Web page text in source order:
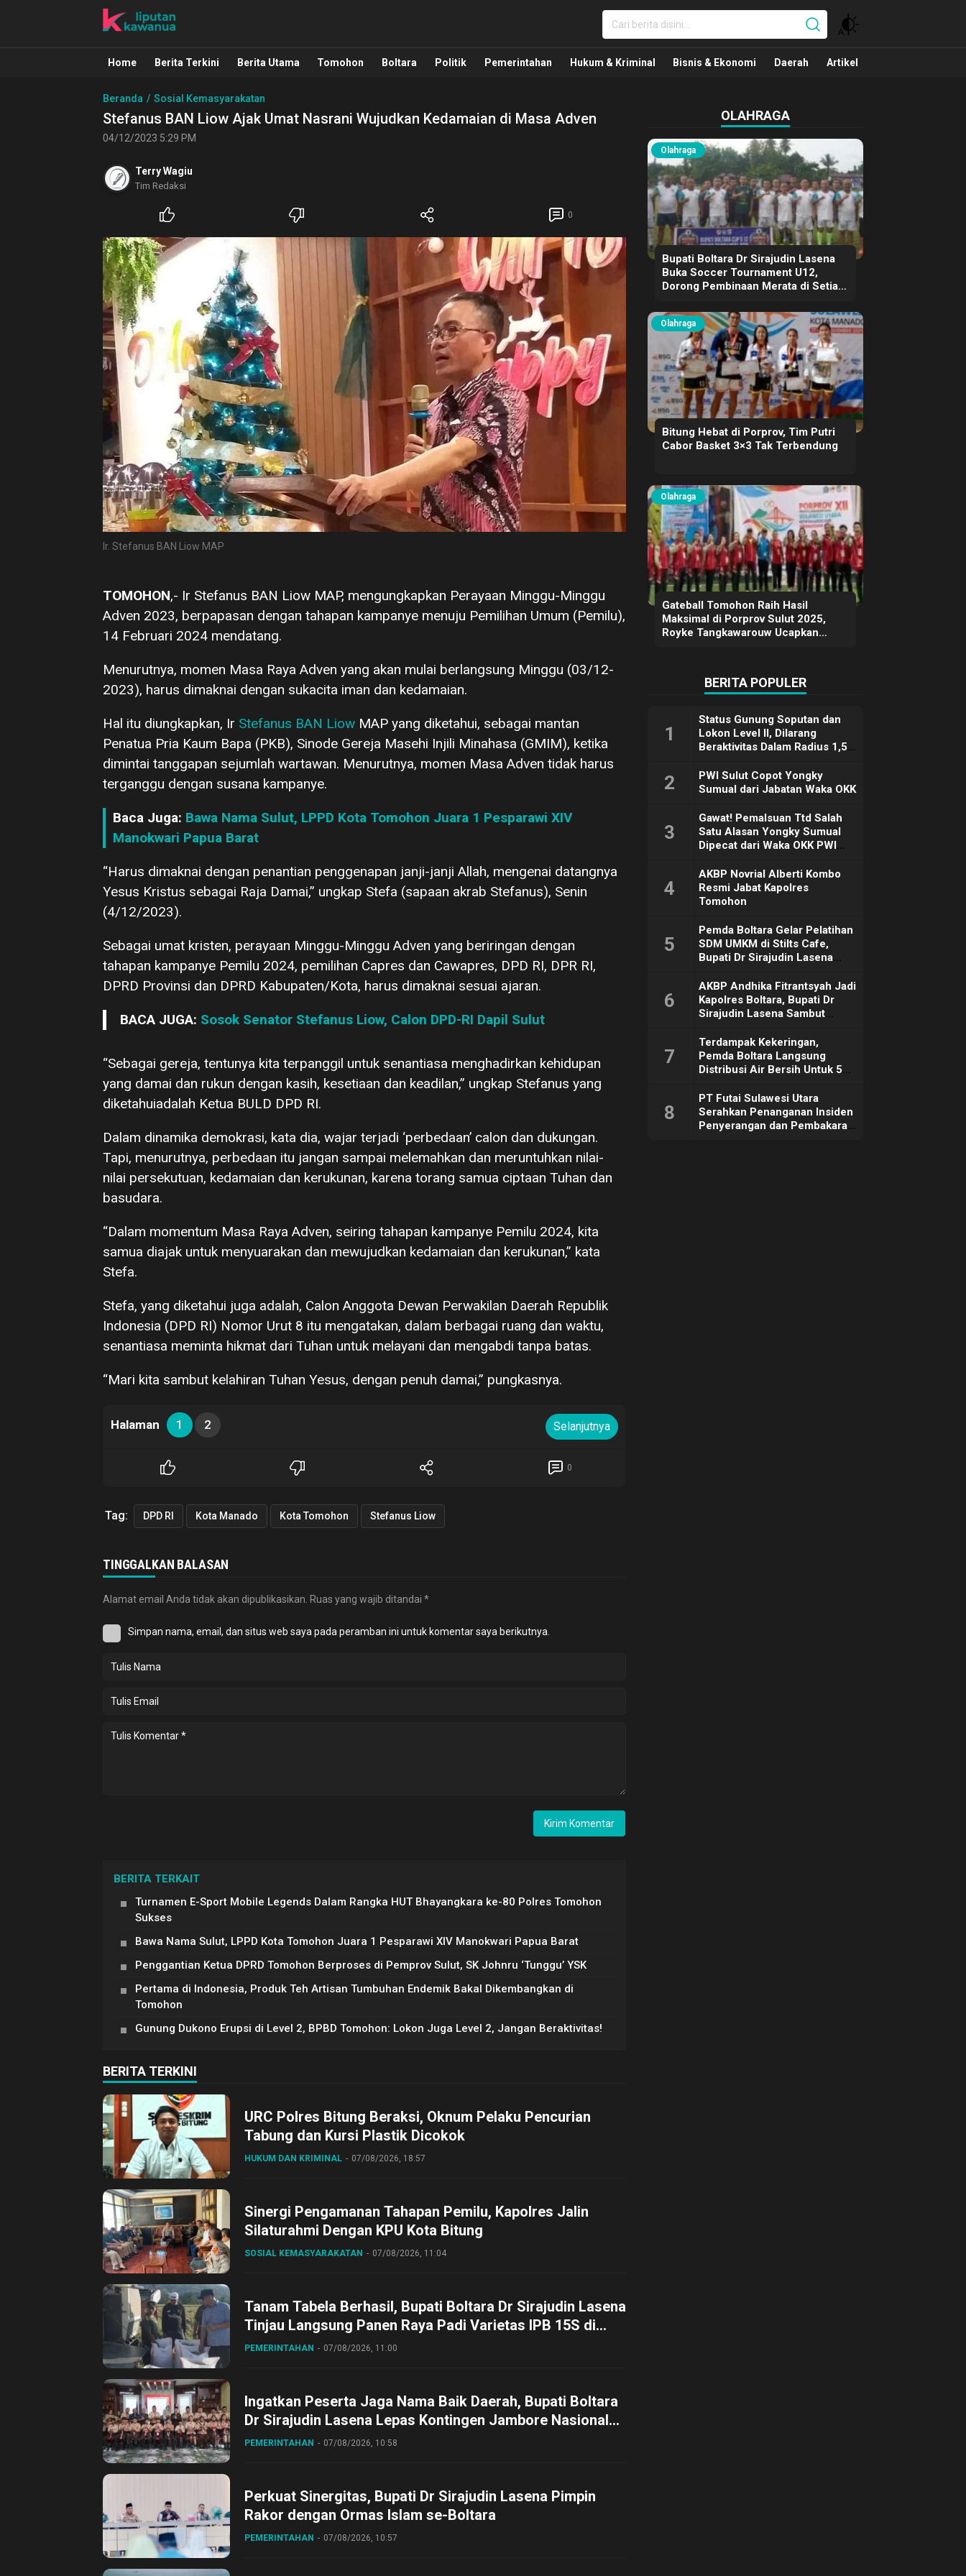
Liputan Kawanua
Berita Manado, Sulawesi Utara, Kawanua, Politik, Pemerintahan, Hukum Kriminal dan Nasional
Home Berita Terkini Berita Utama Tomohon Boltara Politik Pemerintahan Hukum & Kriminal Bisnis & Ekonomi Daerah Artikel
Beranda Sosial Kemasyarakatan
Stefanus BAN Liow Ajak Umat Nasrani Wujudkan Kedamaian di Masa Adven
04/12/2023 5:29 PM
Terry Wagiu
Tim Redaksi
0
Ir. Stefanus BAN Liow MAP
TOMOHON,- Ir Stefanus BAN Liow MAP, mengungkapkan Perayaan Minggu-Minggu
Adven 2023, berpapasan dengan tahapan kampanye menuju Pemilihan Umum (Pemilu),
14 Februari 2024 mendatang.
Menurutnya, momen Masa Raya Adven yang akan mulai berlangsung Minggu (03/12-
2023), harus dimaknai dengan sukacita iman dan kedamaian.
Hal itu diungkapkan, Ir Stefanus BAN Liow MAP yang diketahui, sebagai mantan
Penatua Pria Kaum Bapa (PKB), Sinode Gereja Masehi Injili Minahasa (GMIM), ketika
dimintai tanggapan sejumlah wartawan. Menurutnya, momen Masa Adven tidak harus
terganggu dengan susana kampanye.
Baca Juga: Bawa Nama Sulut, LPPD Kota Tomohon Juara 1 Pesparawi XIV
Manokwari Papua Barat
“Harus dimaknai dengan penantian penggenapan janji-janji Allah, mengenai datangnya
Yesus Kristus sebagai Raja Damai,” ungkap Stefa (sapaan akrab Stefanus), Senin
(4/12/2023).
Sebagai umat kristen, perayaan Minggu-Minggu Adven yang beriringan dengan
tahapan kampanye Pemilu 2024, pemilihan Capres dan Cawapres, DPD RI, DPR RI,
DPRD Provinsi dan DPRD Kabupaten/Kota, harus dimaknai sesuai ajaran.
BACA JUGA: Sosok Senator Stefanus Liow, Calon DPD-RI Dapil Sulut
“Sebagai gereja, tentunya kita terpanggil untuk senantiasa menghadirkan kehidupan
yang damai dan rukun dengan kasih, kesetiaan dan keadilan,” ungkap Stefanus yang
diketahuiadalah Ketua BULD DPD RI.
Dalam dinamika demokrasi, kata dia, wajar terjadi ‘perbedaan’ calon dan dukungan.
Tapi, menurutnya, perbedaan itu jangan sampai melemahkan dan meruntuhkan nilai-
nilai persekutuan, kedamaian dan kerukunan, karena torang samua ciptaan Tuhan dan
basudara.
“Dalam momentum Masa Raya Adven, seiring tahapan kampanye Pemilu 2024, kita
samua diajak untuk menyuarakan dan mewujudkan kedamaian dan kerukunan,” kata
Stefa.
Stefa, yang diketahui juga adalah, Calon Anggota Dewan Perwakilan Daerah Republik
Indonesia (DPD RI) Nomor Urut 8 itu mengatakan, dalam berbagai ruang dan waktu,
senantiasa meminta hikmat dari Tuhan untuk melayani dan mengabdi tanpa batas.
“Mari kita sambut kelahiran Tuhan Yesus, dengan penuh damai,” pungkasnya.
Halaman 1 2 Selanjutnya
0
Tag: DPD RI Kota Manado Kota Tomohon Stefanus Liow
TINGGALKAN BALASAN
Alamat email Anda tidak akan dipublikasikan. Ruas yang wajib ditandai *
Simpan nama, email, dan situs web saya pada peramban ini untuk komentar saya berikutnya.
BERITA TERKAIT
Turnamen E-Sport Mobile Legends Dalam Rangka HUT Bhayangkara ke-80 Polres Tomohon
Sukses
Bawa Nama Sulut, LPPD Kota Tomohon Juara 1 Pesparawi XIV Manokwari Papua Barat
Penggantian Ketua DPRD Tomohon Berproses di Pemprov Sulut, SK Johnru ‘Tunggu’ YSK
Pertama di Indonesia, Produk Teh Artisan Tumbuhan Endemik Bakal Dikembangkan di
Tomohon
Gunung Dukono Erupsi di Level 2, BPBD Tomohon: Lokon Juga Level 2, Jangan Beraktivitas!
BERITA TERKINI
URC Polres Bitung Beraksi, Oknum Pelaku Pencurian
Tabung dan Kursi Plastik Dicokok
HUKUM DAN KRIMINAL 07/08/2026, 18:57
Sinergi Pengamanan Tahapan Pemilu, Kapolres Jalin
Silaturahmi Dengan KPU Kota Bitung
SOSIAL KEMASYARAKATAN 07/08/2026, 11:04
Tanam Tabela Berhasil, Bupati Boltara Dr Sirajudin Lasena
Tinjau Langsung Panen Raya Padi Varietas IPB 15S di
Desa Gihang
PEMERINTAHAN 07/08/2026, 11:00
Ingatkan Peserta Jaga Nama Baik Daerah, Bupati Boltara
Dr Sirajudin Lasena Lepas Kontingen Jambore Nasional
ke XII di Buperta Cibubur
PEMERINTAHAN 07/08/2026, 10:58
Perkuat Sinergitas, Bupati Dr Sirajudin Lasena Pimpin
Rakor dengan Ormas Islam se-Boltara
PEMERINTAHAN 07/08/2026, 10:57
OLAHRAGA
Olahraga
Bupati Boltara Dr Sirajudin Lasena
Buka Soccer Tournament U12,
Dorong Pembinaan Merata di Setiap
Olahraga
Bitung Hebat di Porprov, Tim Putri
Cabor Basket 3×3 Tak Terbendung
Olahraga
Gateball Tomohon Raih Hasil
Maksimal di Porprov Sulut 2025,
Royke Tangkawarouw Ucapkan
BERITA POPULER
1
Status Gunung Soputan dan
Lokon Level II, Dilarang
Beraktivitas Dalam Radius 1,5
2
PWI Sulut Copot Yongky
Sumual dari Jabatan Waka OKK
3
Gawat! Pemalsuan Ttd Salah
Satu Alasan Yongky Sumual
Dipecat dari Waka OKK PWI
4
AKBP Novrial Alberti Kombo
Resmi Jabat Kapolres
Tomohon
5
Pemda Boltara Gelar Pelatihan
SDM UMKM di Stilts Cafe,
Bupati Dr Sirajudin Lasena
Dorong Ekonomi Daerah
6
AKBP Andhika Fitrantsyah Jadi
Kapolres Boltara, Bupati Dr
Sirajudin Lasena Sambut
7
Terdampak Kekeringan,
Pemda Boltara Langsung
Distribusi Air Bersih Untuk 50
8
PT Futai Sulawesi Utara
Serahkan Penanganan Insiden
Penyerangan dan Pembakaran